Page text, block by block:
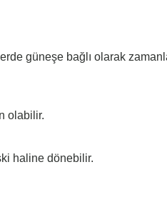
güneşe bağlı olarak zamanla
olabilir.
haline dönebilir.